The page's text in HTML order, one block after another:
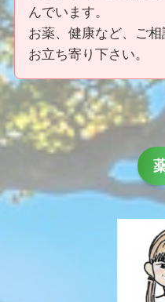
んでいます。
お薬、健康など、ご
お立ち寄り下さい。